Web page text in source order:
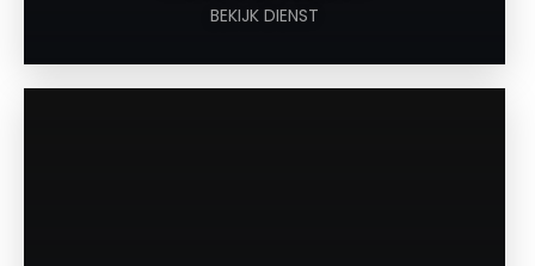
BEKIJK DIENST